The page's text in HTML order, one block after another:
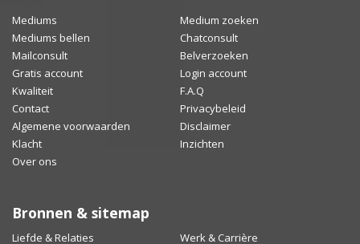
Mediums
Medium zoeken
Mediums bellen
Chatconsult
Mailconsult
Belverzoeken
Gratis account
Login account
Kwaliteit
F.A.Q
Contact
Privacybeleid
Algemene voorwaarden
Disclaimer
Klacht
Inzichten
Over ons
Bronnen & sitemap
Liefde & Relaties Werk & Carrière